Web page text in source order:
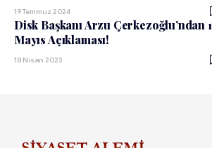
19 Temmuz 2024
Disk Başkanı Arzu Çerkezoğlu’ndan 1
Mayıs Açıklaması!
18 Nisan 2023